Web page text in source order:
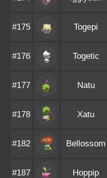
#175 Togepi
#176 Togetic
#177 Natu
#178 Xatu
#182 Bellossom
#187 Hoppip